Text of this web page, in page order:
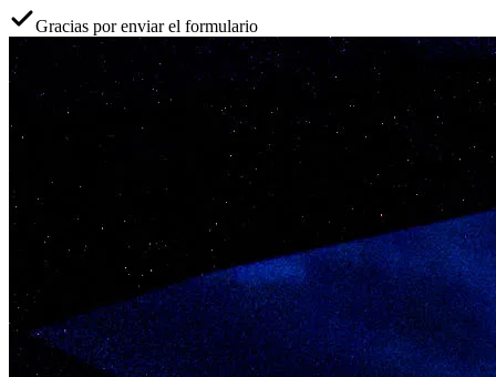
Gracias por enviar el formulario